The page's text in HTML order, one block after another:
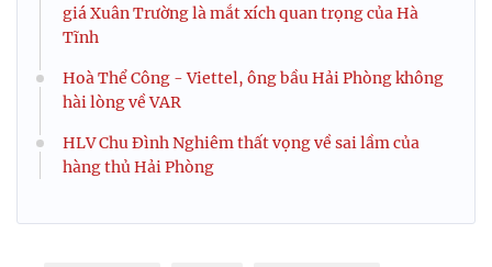
giá Xuân Trường là mắt xích quan trọng của Hà
Tĩnh
Hoà Thể Công - Viettel, ông bầu Hải Phòng không
hài lòng về VAR
HLV Chu Đình Nghiêm thất vọng về sai lầm của
hàng thủ Hải Phòng